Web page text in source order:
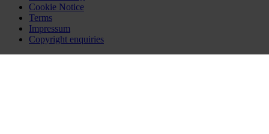
Cookie Notice
Terms
Impressum
Copyright enquiries